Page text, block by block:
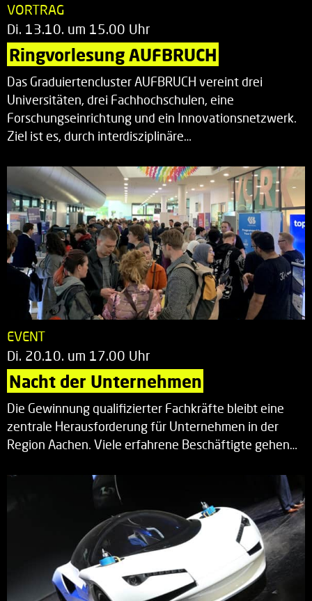
VORTRAG
Di. 13.10. um 15.00 Uhr
Ringvorlesung AUFBRUCH
Das Graduiertencluster AUFBRUCH vereint drei
Universitäten, drei Fachhochschulen, eine
Forschungseinrichtung und ein Innovationsnetzwerk.
Ziel ist es, durch interdisziplinäre…
EVENT
Di. 20.10. um 17.00 Uhr
Nacht der Unternehmen
Die Gewinnung qualifizierter Fachkräfte bleibt eine
zentrale Herausforderung für Unternehmen in der
Region Aachen. Viele erfahrene Beschäftigte gehen…